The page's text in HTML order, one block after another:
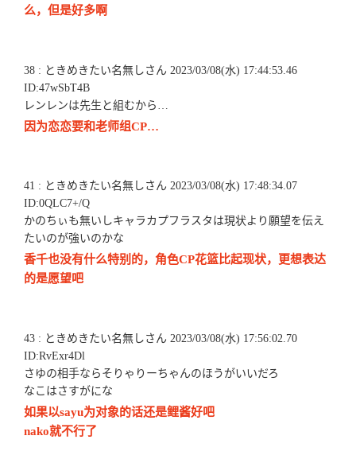
么，但是好多啊
38 : ときめきたい名無しさん 2023/03/08(水) 17:44:53.46
ID:47wSbT4B
レンレンは先生と組むから…
因为恋恋要和老师组CP…
41 : ときめきたい名無しさん 2023/03/08(水) 17:48:34.07
ID:0QLC7+/Q
かのちぃも無いしキャラカプフラスタは現状より願望を伝え
たいのが強いのかな
香千也没有什么特别的，角色CP花篮比起现状，更想表达
的是愿望吧
43 : ときめきたい名無しさん 2023/03/08(水) 17:56:02.70
ID:RvExr4Dl
さゆの相手ならそりゃりーちゃんのほうがいいだろ
なこはさすがにな
如果以sayu为对象的话还是鲤酱好吧
nako就不行了